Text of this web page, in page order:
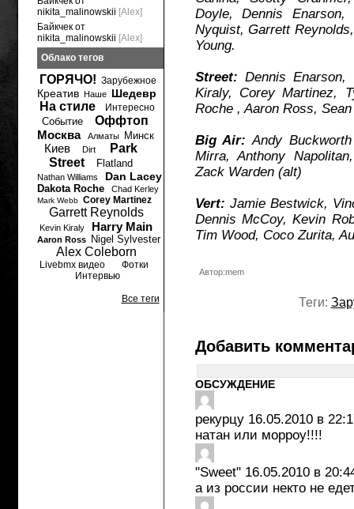
Doyle, Dennis
Nyquist, Garrett
Young.
Street: Dennis
Kiraly, Corey Martinez,
Roche , Aaron Ross,
Big Air: Andy
Mirra, Anthony
Zack Warden (alt)
Vert: Jamie Bestwick,
Dennis McCoy, Kevin
Tim Wood, Coco Zurita,
Автор:mem
Теги:
Добавить
ОБСУЖДЕНИЕ
рекурцу 16.05.2010 в
натан или морроу!!!!
"Sweet" 16.05.2010 в
а из россии некто не
nikita_malinowskii [Alex]
Байкчек от
nikita_malinowskii [Alex]
Облако тегов
ГОРЯЧО! Зарубежное
Креатив Наше Шедевр
На стиле Интересно
Событие
Оффтоп
Москва
Алматы Минск
Киев Dirt
Park
Street
Flatland
Nathan Williams Dan Lacey
Dakota Roche Chad Kerley
Mark Webb Corey Martinez
Garrett Reynolds
Kevin Kiraly Harry Main
Aaron Ross Nigel Sylvester
Alex Coleborn
Livebmx видео
Фотки
Интервью
Все теги